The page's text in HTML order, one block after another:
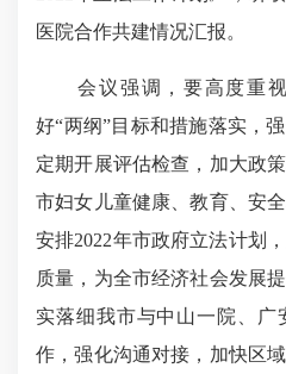
医院合作共建情况汇报。
会议强调，要高度重视
好“两纲”目标和措施落实，
定期开展评估检查，加大政
市妇女儿童健康、教育、安
安排2022年市政府立法计划
质量，为全市经济社会发展
实落细我市与中山一院、广
作，强化沟通对接，加快区